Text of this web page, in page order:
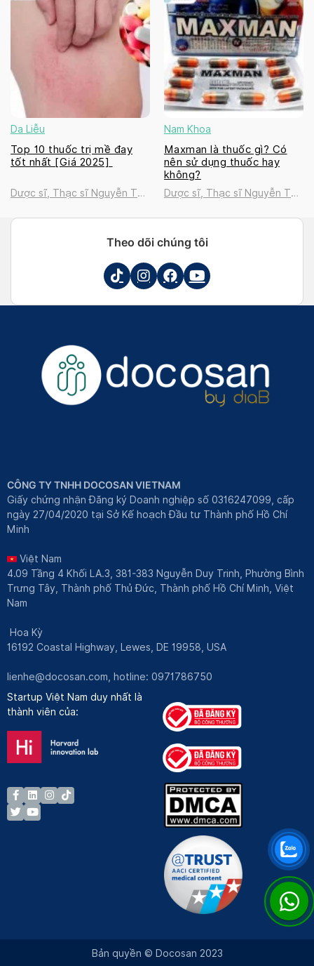
Da Liễu
Top 10 thuốc trị mề đay
tốt nhất [Giá 2025]
Dược sĩ, Thạc sĩ Nguyễn Thị
Nam Khoa
Maxman là thuốc gì? Có
nên sử dụng thuốc hay
không?
Dược sĩ, Thạc sĩ Nguyễn Thị
Theo dõi chúng tôi
CÔNG TY TNHH DOCOSAN VIETNAM
Giấy chứng nhận Đăng ký Doanh nghiệp số 0316247099, cấp
ngày 27/04/2020 tại Sở Kế hoạch Đầu tư Thành phố Hồ Chí
Minh
Việt Nam
4.09 Tầng 4 Khối LA.3, 381-383 Nguyễn Duy Trinh, Phường Bình
Trưng Tây, Thành phố Thủ Đức, Thành phố Hồ Chí Minh, Việt
Nam
Hoa Kỳ
16192 Coastal Highway, Lewes, DE 19958, USA
lienhe@docosan.com, hotline: 0971786750
Startup Việt Nam duy nhất là
thành viên của:
Bản quyền © Docosan 2023